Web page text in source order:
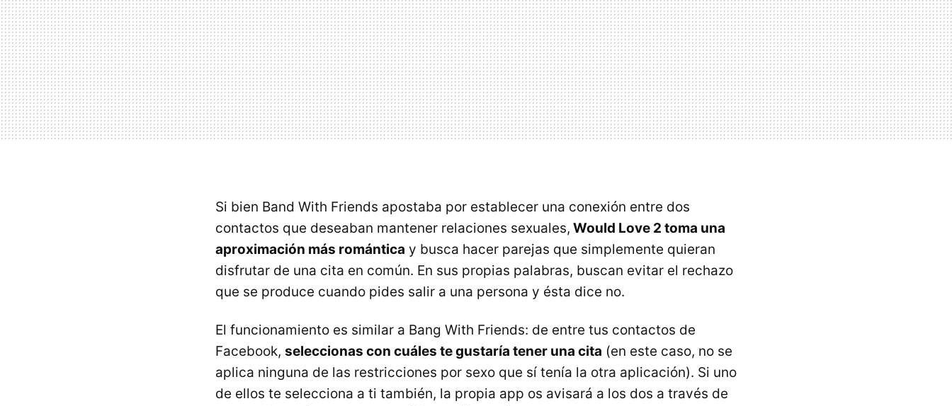
Si bien Band With Friends apostaba por establecer una conexión entre dos
contactos que deseaban mantener relaciones sexuales, Would Love 2 toma una
aproximación más romántica y busca hacer parejas que simplemente quieran
disfrutar de una cita en común. En sus propias palabras, buscan evitar el rechazo
que se produce cuando pides salir a una persona y ésta dice no.
El funcionamiento es similar a Bang With Friends: de entre tus contactos de
Facebook, seleccionas con cuáles te gustaría tener una cita (en este caso, no se
aplica ninguna de las restricciones por sexo que sí tenía la otra aplicación). Si uno
de ellos te selecciona a ti también, la propia app os avisará a los dos a través de